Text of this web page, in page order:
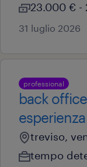
23.000 € -
31 luglio 2026
professional
back
treviso,
tempo